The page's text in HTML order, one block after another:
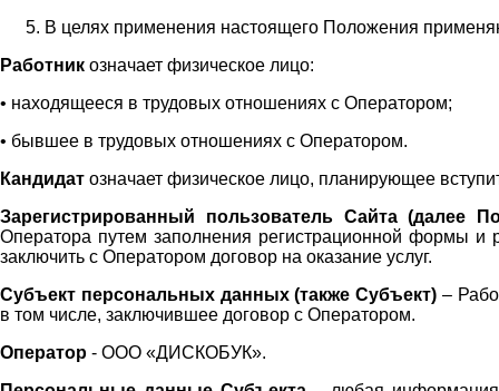
В целях применения настоящего Положения
Работник означает физическое лицо:
• находящееся в трудовых отношениях с Оператором;
• бывшее в трудовых отношениях с Оператором.
Кандидат означает физическое лицо, планирующее
Зарегистрированный пользователь Сайта (далее
Оператора путем заполнения регистрационной формы и
заключить с Оператором договор на оказание услуг.
Субъект персональных данных (также Субъект) –
в том числе, заключившее договор с Оператором.
Оператор - ООО «ДИСКОБУК».